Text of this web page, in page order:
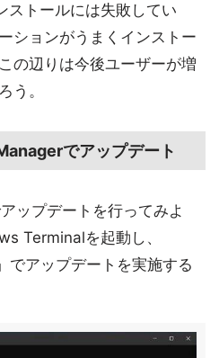
トールには失敗してい
ションがうまくインストー
の辺りは今後ユーザーが増
う。
でアップデート
ップデートを行ってみよ
Terminalを起動し、
アップデートを実施する